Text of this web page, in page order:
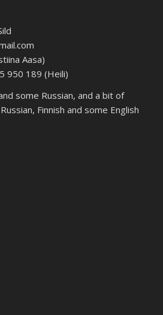
Aasa)
950 189 (Heili)
some Russian, and a bit of
Finnish and some English